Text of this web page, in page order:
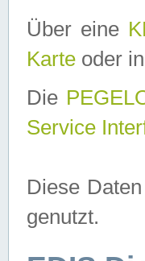
Über eine
Karte oder
Die
Service
Diese
genutzt.